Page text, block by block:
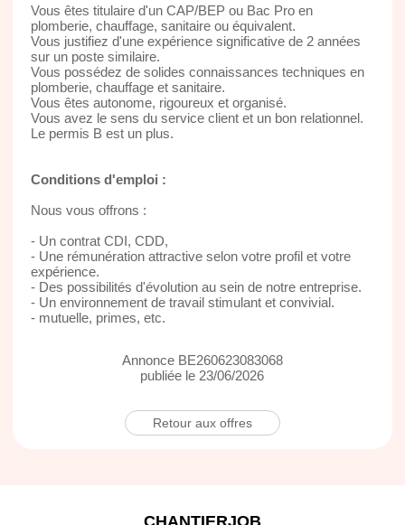
Vous êtes titulaire d'un CAP/BEP ou Bac Pro en
plomberie, chauffage, sanitaire ou équivalent.
Vous justifiez d'une expérience significative de 2 années
sur un poste similaire.
Vous possédez de solides connaissances techniques en
plomberie, chauffage et sanitaire.
Vous êtes autonome, rigoureux et organisé.
Vous avez le sens du service client et un bon relationnel.
Le permis B est un plus.
Conditions d'emploi :
Nous vous offrons :
- Un contrat CDI, CDD,
- Une rémunération attractive selon votre profil et votre
expérience.
- Des possibilités d'évolution au sein de notre entreprise.
- Un environnement de travail stimulant et convivial.
- mutuelle, primes, etc.
Annonce BE260623083068
publiée le 23/06/2026
Retour aux offres
CHANTIERJOB